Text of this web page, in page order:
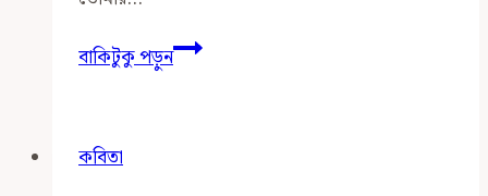
বাকিটুকু পড়ুনজীবনের
অবশিষ্ট
কবিতা